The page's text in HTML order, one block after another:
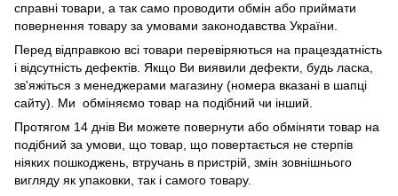
справні товари, а так само проводити обмін або приймати
повернення товару за умовами законодавства України.
Перед відправкою всі товари перевіряються на працездатність
і відсутність дефектів. Якщо Ви виявили дефекти, будь ласка,
зв'яжіться з менеджерами магазину (номера вказані в шапці
сайту). Ми обміняємо товар на подібний чи інший.
Протягом 14 днів Ви можете повернути або обміняти товар на
подібний за умови, що товар, що повертається не стерпів
ніяких пошкоджень, втручань в пристрій, змін зовнішнього
вигляду як упаковки, так і самого товару.